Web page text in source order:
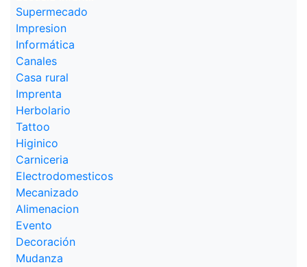
Supermecado
Impresion
Informática
Canales
Casa rural
Imprenta
Herbolario
Tattoo
Higinico
Carniceria
Electrodomesticos
Mecanizado
Alimenacion
Evento
Decoración
Mudanza